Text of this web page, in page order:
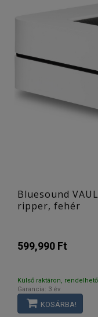
Bluesound
ripper, fehér
599,990 Ft
Külső raktáron, rendelhető
Garancia: 3 év
KOSÁRBA!